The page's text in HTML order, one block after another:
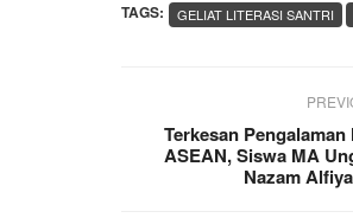
TAGS: GELIAT LITERASI SANTRI
Terkesan
ASEAN, Siswa MA
Nazam